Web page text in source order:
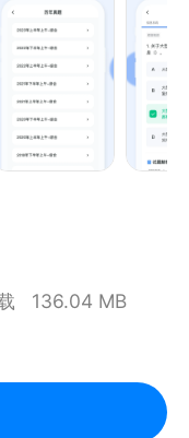
切换任意科目；
击小星星收藏任意
的收藏”功能找到已
点的智能刷题备考
通关，无需付费！
与软件专业技术资
场！
136.04 MB